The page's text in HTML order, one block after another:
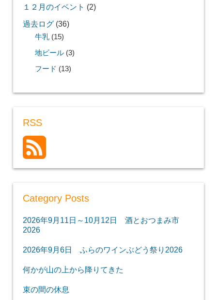
１２月のイベント (2)
過去ログ(36)
牛乳(15)
地ビール(3)
フード (13)
RSS
Category Posts
2026年9月11日～10月12日 酒とおつまみ市
2026
2026年9月6日 ふらのワインぶどう祭り2026
何かが山の上から降りてきた
束の間の休息